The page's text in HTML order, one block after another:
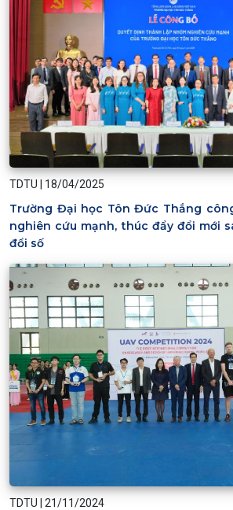
TDTU 18/04/2025
Trường Đại học Tôn Đức Thắng
nghiên cứu mạnh, thúc đẩy đổi mới
đổi số
TDTU 21/11/2024